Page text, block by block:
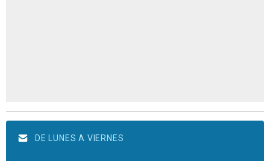
DE LUNES A VIERNES